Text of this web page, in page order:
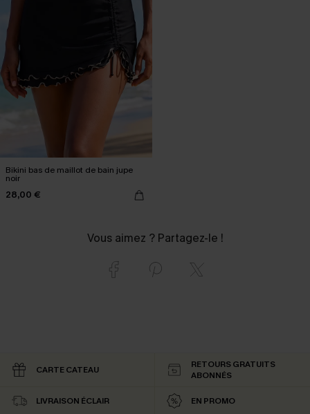
Bikini bas de maillot de bain jupe
noir
28,00 €
Vous aimez ? Partagez-le !
CARTE CATEAU
RETOURS GRATUITS
ABONNÉS
LIVRAISON ÉCLAIR EN PROMO